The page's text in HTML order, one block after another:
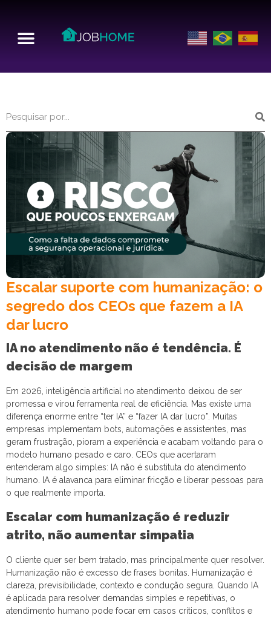
Escalar suporte com humanização: o
segredo dos CEOs que fazem a IA
dar lucro
IA no atendimento não é tendência. É
decisão de margem
Em 2026, inteligência artificial no atendimento deixou de ser
promessa e virou ferramenta real de eficiência. Mas existe uma
diferença enorme entre “ter IA” e “fazer IA dar lucro”. Muitas
empresas implementam bots, automações e assistentes, mas
geram frustração, pioram a experiência e acabam voltando para o
modelo humano pesado e caro. CEOs que acertaram
entenderam algo simples: IA não é substituta do atendimento
humano. IA é alavanca para eliminar fricção e liberar pessoas para
o que realmente importa.
Escalar com humanização é reduzir
atrito, não aumentar simpatia
O cliente quer ser bem tratado, mas principalmente quer resolver.
Humanização não é excesso de frases bonitas. Humanização é
clareza, previsibilidade, contexto e condução segura. Quando IA
é aplicada para resolver demandas simples e repetitivas, o
atendimento humano pode focar em casos críticos, conflitos e